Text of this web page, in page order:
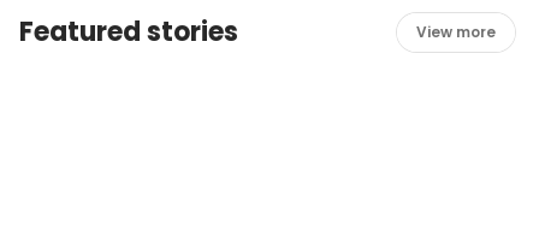
Featured stories View more